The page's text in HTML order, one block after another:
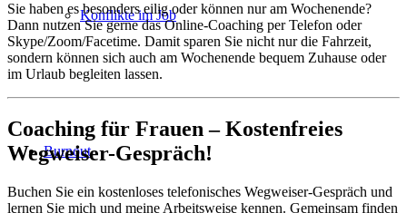
Konflikte im Job
Burnout
Sie haben es besonders eilig oder können nur am Wochenende?
Dann nutzen Sie gerne das Online-Coaching per Telefon oder
Skype/Zoom/Facetime. Damit sparen Sie nicht nur die Fahrzeit,
sondern können sich auch am Wochenende bequem Zuhause oder
im Urlaub begleiten lassen.
Coaching für Frauen – Kostenfreies
Wegweiser-Gespräch!
Buchen Sie ein kostenloses telefonisches Wegweiser-Gespräch und
lernen Sie mich und meine Arbeitsweise kennen. Gemeinsam finden